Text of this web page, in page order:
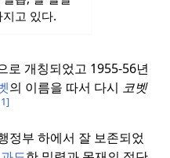
고 있다.
로 개칭되었고 1955-56년
의 이름을 따서 다시 코벳
정부 하에서 잘 보존되었